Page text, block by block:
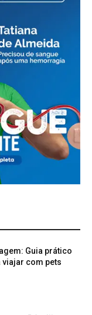
Guia prático
viajar com pets